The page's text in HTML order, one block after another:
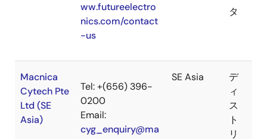
ww.futureelectro
nics.com/contact
-us
タ
Macnica
Cytech Pte
Ltd (SE
Asia)
Tel: +(656) 396-
0200
Email:
cyg_enquiry@ma
SE Asia
デ
ィ
ス
ト
リ